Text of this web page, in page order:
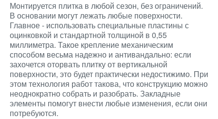
Монтируется плитка в любой сезон, без ограничений.
В основании могут лежать любые поверхности.
Главное - использовать специальные пластины с
оцинковкой и стандартной толщиной в 0,55
миллиметра. Такое крепление механическим
способом весьма надежно и антивандально: если
захочется оторвать плитку от вертикальной
поверхности, это будет практически недостижимо. При
этом технология работ такова, что конструкцию можно
неоднократно собрать и разобрать. Закладные
элементы помогут внести любые изменения, если они
потребуются.